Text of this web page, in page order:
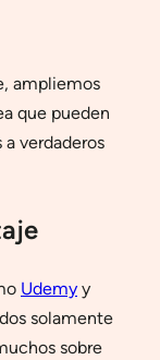
ampliemos
que pueden
verdaderos
Udemy y
solamente
sobre